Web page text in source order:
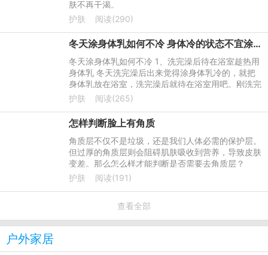
肤不再干渴。
护肤
阅读(290)
冬天涂身体乳如何不冷 身体冷的状态不宜涂身体乳
冬天涂身体乳如何不冷 1、洗完澡后待在浴室趁热用
身体乳 冬天洗完澡后出来觉得涂身体乳冷的，就把
身体乳放在浴室，洗完澡后就待在浴室用吧。刚洗完
澡，擦干水，三五分钟之内，这时身体还是温热的，
护肤 阅读(265)
怎样判断脸上有角质
角质层不仅不是垃圾，还是我们人体必需的保护层。
但过厚的角质层则会阻碍肌肤吸收到营养，导致皮肤
变差。那么怎么样才能判断是否需要去角质层？
护肤
阅读(191)
查看全部
户外家居